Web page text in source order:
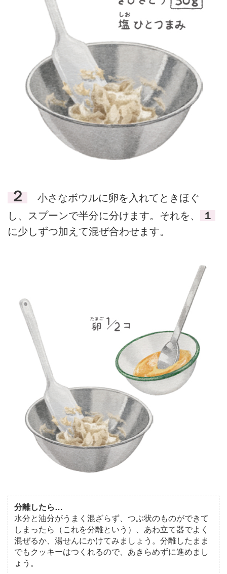
２
小さなボウルに卵を入れてときほぐ
し、スプーンで半分に分けます。それを、
１
に少しずつ加えて混ぜ合わせます。
分離したら…
水分と油分がうまく混ざらず、つぶ状のものができて
しまったら（これを分離という）、あわ立て器でよく
混ぜるか、湯せんにかけてみましょう。分離したまま
でもクッキーはつくれるので、あきらめずに進めまし
ょう。